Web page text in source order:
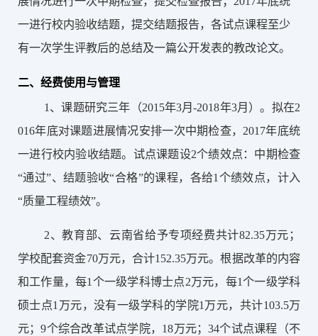
一进行校内验收结题，提交结题报告，各试点课程至少
有一次学生评教后的总结及一篇公开发表的教改论文。
二、经费使用与管理
1、课题研究三年（2015年3月-2018年3月）。拟在2
016年底对课题进展情况安排一次中期检查，2017年底统
一进行校内验收结题。试点课题设2个绩效点：中期检查
“通过”、结题验收“合格”的课程，各给1个绩效点，计入
“质量工程绩效”。
2、教育部、云南省给予专项经费共计82.35万元；
学校配套资金70万元，合计152.35万元。根据改革的内容
和工作量，每1个一级学科博士点2万元，每1个一级学科
硕士点1万元，没有一级学科的学院1万元，共计103.5万
元；9个综合改革试点学院， 18万元；34个试点课程（不